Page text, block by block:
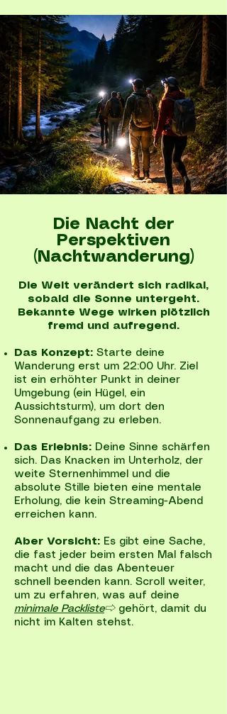
Die Nacht der
Perspektiven
(Nachtwanderung)
Die Welt verändert sich radikal,
sobald die Sonne untergeht.
Bekannte Wege wirken plötzlich
fremd und aufregend.
Das Konzept: Starte deine
Wanderung erst um 22:00 Uhr. Ziel
ist ein erhöhter Punkt in deiner
Umgebung (ein Hügel, ein
Aussichtsturm), um dort den
Sonnenaufgang zu erleben.
Das Erlebnis: Deine Sinne schärfen
sich. Das Knacken im Unterholz, der
weite Sternenhimmel und die
absolute Stille bieten eine mentale
Erholung, die kein Streaming-Abend
erreichen kann.
Aber Vorsicht: Es gibt eine Sache,
die fast jeder beim ersten Mal falsch
macht und die das Abenteuer
schnell beenden kann. Scroll weiter,
um zu erfahren, was auf deine
minimale Packliste⇨gehört, damit du
nicht im Kalten stehst.